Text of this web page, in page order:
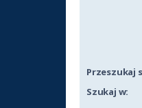
Przeszukaj
Szukaj w: